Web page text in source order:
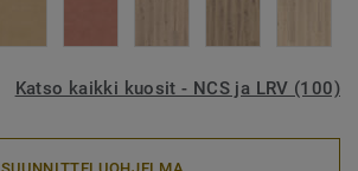
Katso kaikki kuosit - NCS ja LRV (100)
SUUNNITTELUOHJELMA